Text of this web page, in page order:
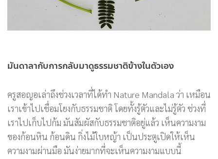
มันดาลากับการกลับมาดูธรรมชาติข้างในตัวเอง
ครูสอญอเล่าถึงช่วงเวลาที่ได้ทำ Nature Mandala ว่า เหมือน
เราเข้าไปเชื่อมโยงกับธรรมชาติ โดยทั้งรู้ตัวและไม่รู้ตัว ช่วงที่
เราไปเก็บไปก้ม มันสัมผัสกับธรรมชาติอยู่แล้ว เห็นความงาม
ของก้อนหิน ก้อนดิน กิ่งไม้ใบหญ้า เป็นประตูเปิดให้เห็น
ความงามผ่านมือ มันง่ายมากที่จะเห็นความงามแบบนี้